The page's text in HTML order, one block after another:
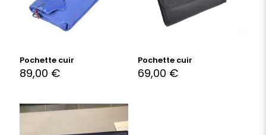
Pochette cuir
89,00 €
Pochette cuir
69,00 €